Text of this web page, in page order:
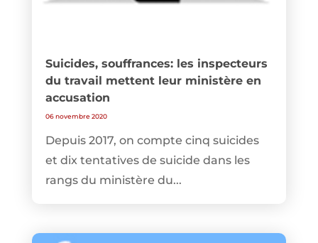
Suicides, souffrances: les inspecteurs
du travail mettent leur ministère en
accusation
06 novembre 2020
Depuis 2017, on compte cinq suicides
et dix tentatives de suicide dans les
rangs du ministère du...